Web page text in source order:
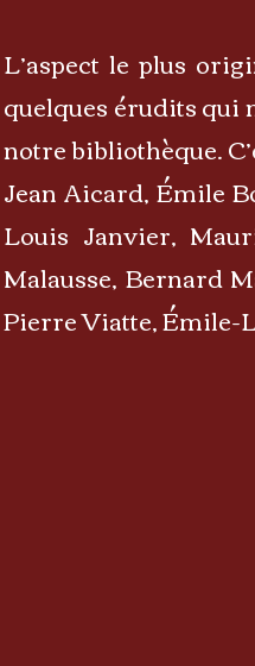
L’aspect le plus
quelques érudits qui
notre bibliothèque.
Jean Aicard, Émile
Louis Janvier,
Malausse, Bernard
Pierre Viatte, Émile-